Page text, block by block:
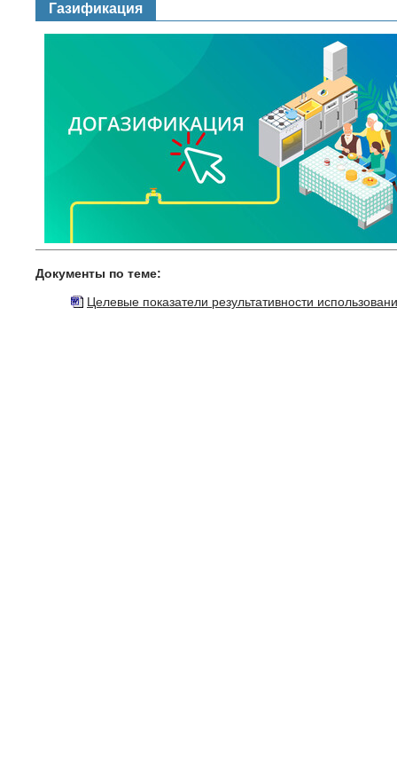
Газификация
Документы по теме:
Целевые показатели результативности